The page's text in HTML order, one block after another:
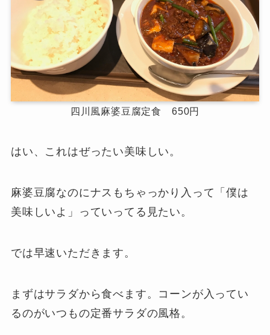
四川風麻婆豆腐定食 650円
はい、これはぜったい美味しい。
麻婆豆腐なのにナスもちゃっかり入って「僕は
美味しいよ」っていってる見たい。
では早速いただきます。
まずはサラダから食べます。コーンが入ってい
るのがいつもの定番サラダの風格。